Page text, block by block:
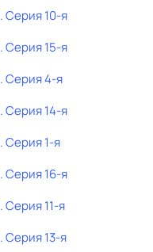
. Серия 10-я
. Серия 15-я
. Серия 4-я
. Серия 14-я
. Серия 1-я
. Серия 16-я
. Серия 11-я
. Серия 13-я